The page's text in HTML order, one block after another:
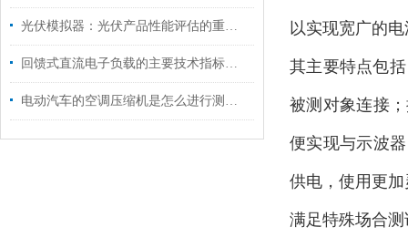
光伏模拟器：光伏产品性能评估的重要工具
回馈式直流电子负载的主要技术指标说明
电动汽车的空调压缩机是怎么进行测试的?
以实现宽广的
其主要特点包
被测对象连接
便实现与示波
供电，使用更
满足特殊场合